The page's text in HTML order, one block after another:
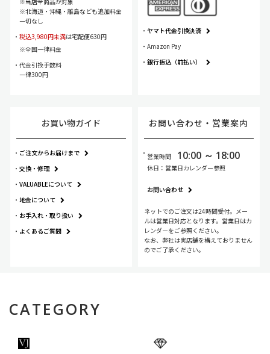
北海道・沖縄・離島なども追加料金
一切なし
税込3,980円未満は宅配便630円
全国一律料金
代金引換手数料
一律300円
ヤマト代金引換決済
Amazon Pay
銀行振込（前払い）
お買い物ガイド
ご注文からお届けまで
交換・修理
VALUABLEについて
地金について
お手入れ・取り扱い
よくあるご質問
お問い合わせ・ 営業案内
営業時間 10:00 ～ 18:00
休日：営業日カレンダー参照
お問い合わせ
ネットでのご注文は24時間受付。メー
ルは営業日対応となります。営業日はカ
レンダーをご参照ください。
なお、弊社は実店舗を構えておりません
のでご了承ください。
CATEGORY